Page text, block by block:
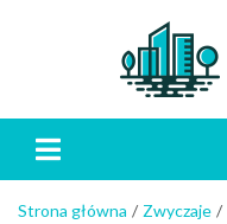
Strona główna Zwyczaje